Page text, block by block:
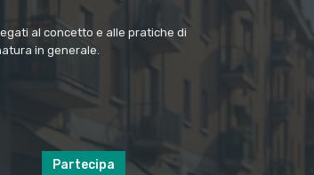
al concetto e alle pratiche di
in generale.
Partecipa